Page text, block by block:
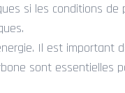
si les conditions de
Il est important
sont essentielles